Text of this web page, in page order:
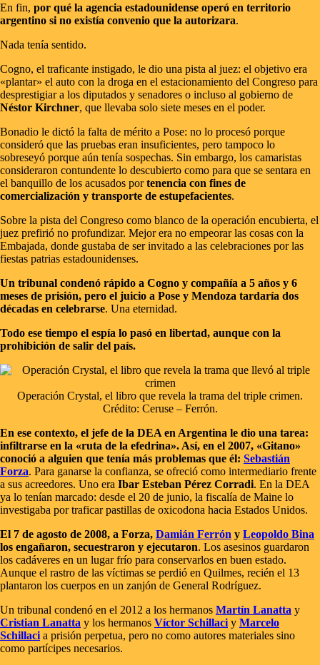
En fin, por qué la agencia estadounidense operó en territorio
argentino si no existía convenio que la autorizara.
Nada tenía sentido.
Cogno, el traficante instigado, le dio una pista al juez: el objetivo era
«plantar» el auto con la droga en el estacionamiento del Congreso para
desprestigiar a los diputados y senadores o incluso al gobierno de
Néstor Kirchner, que llevaba solo siete meses en el poder.
Bonadio le dictó la falta de mérito a Pose: no lo procesó porque
consideró que las pruebas eran insuficientes, pero tampoco lo
sobreseyó porque aún tenía sospechas. Sin embargo, los camaristas
consideraron contundente lo descubierto como para que se sentara en
el banquillo de los acusados portenencia con fines de
comercialización y transporte de estupefacientes.
Sobre la pista del Congreso como blanco de la operación encubierta, el
juez prefirió no profundizar. Mejor era no empeorar las cosas con la
Embajada, donde gustaba de ser invitado a las celebraciones por las
fiestas patrias estadounidenses.
Un tribunal condenó rápido a Cogno y compañía a 5 años y 6
meses de prisión, pero el juicio a Pose y Mendoza tardaría dos
décadas en celebrarse. Una eternidad.
Todo ese tiempo el espía lo pasó en libertad, aunque con la
prohibición de salir del país.
Operación Crystal, el libro que revela la trama del triple crimen.
Crédito: Ceruse – Ferrón.
En ese contexto, el jefe de la DEA en Argentina le dio una tarea:
infiltrarse en la «ruta de la efedrina». Así, en el 2007, «Gitano»
conoció a alguien que tenía más problemas que él: Sebastián
Forza. Para ganarse la confianza, se ofreció como intermediario frente
a sus acreedores. Uno era Ibar Esteban Pérez Corradi. En la DEA
ya lo tenían marcado: desde el 20 de junio, la fiscalía de Maine lo
investigaba por traficar pastillas de oxicodona hacia Estados Unidos.
El 7 de agosto de 2008, a Forza, Damián Ferrón y Leopoldo Bina
los engañaron, secuestraron y ejecutaron. Los asesinos guardaron
los cadáveres en un lugar frío para conservarlos en buen estado.
Aunque el rastro de las víctimas se perdió en Quilmes, recién el 13
plantaron los cuerpos en un zanjón de General Rodríguez.
Un tribunal condenó en el 2012 a los hermanos Martín Lanatta y
Cristian Lanatta y los hermanos Víctor Schillaci y Marcelo
Schillaci a prisión perpetua, pero no como autores materiales sino
como partícipes necesarios.